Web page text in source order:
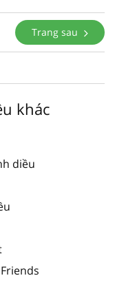
Trang sau
khác
diều